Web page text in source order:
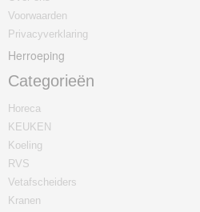
Voorwaarden
Privacyverklaring
Herroeping
Categorieën
Horeca
KEUKEN
Koeling
RVS
Vetafscheiders
Kranen